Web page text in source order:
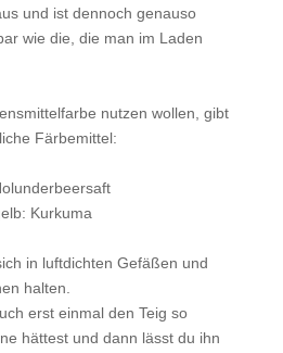
und ist dennoch genauso
wie die, die man im Laden
nutzen wollen, gibt
Färbemittel:
Kurkuma
in luftdichten Gefäßen und
halten.
erst einmal den Teig so
hättest und dann lässt du ihn